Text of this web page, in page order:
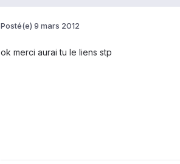
Posté(e) 9 mars 2012
ok merci aurai tu le liens stp